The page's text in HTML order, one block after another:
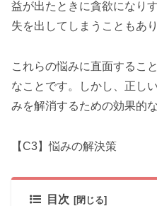
益が出たときに貪欲になり
失を出してしまうこともあり
これらの悩みに直面するこ
なことです。しかし、正し
みを解消するための効果的
【C3】悩みの解決策
目次